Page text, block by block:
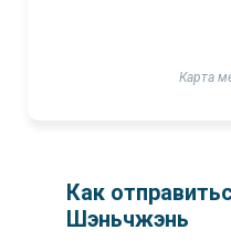
Карта
Как
Шэньчжэнь